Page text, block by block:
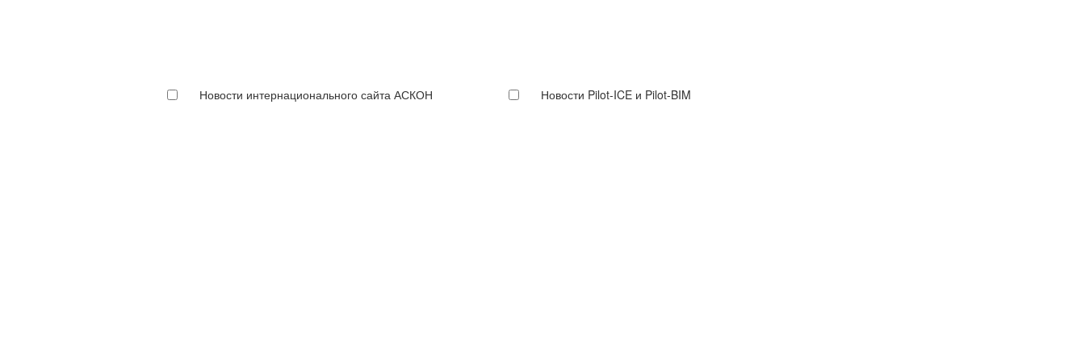
Новости интернационального сайта АСКОН Новости Pilot-ICE и Pilot-BIM